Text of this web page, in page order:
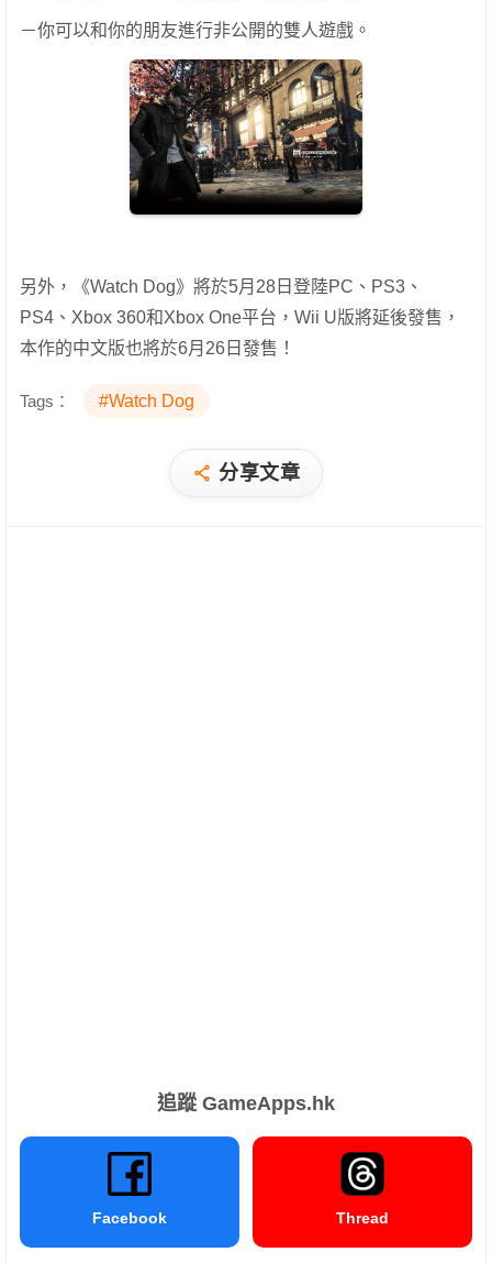
－你可以和你的朋友進行非公開的雙人遊戲。
另外，《Watch Dog》將於5月28日登陸PC、PS3、
PS4、Xbox 360和Xbox One平台，Wii U版將延後發售，
本作的中文版也將於6月26日發售！
Tags： #Watch Dog
分享文章
追蹤 GameApps.hk
Facebook Thread